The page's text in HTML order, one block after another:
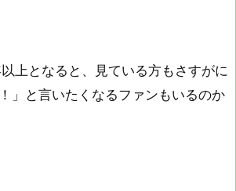
上となると、見ている方もさすがに
」と言いたくなるファンもいるのか